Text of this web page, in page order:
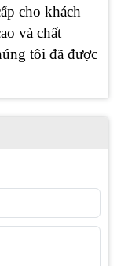
cho khách
và chất
tôi đã được